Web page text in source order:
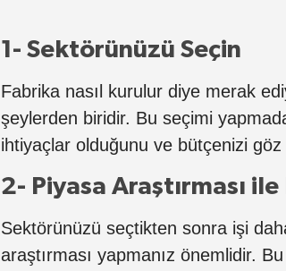
1- Sektörünüzü Seçin
Fabrika nasıl kurulur diye merak
şeylerden biridir. Bu seçimi
ihtiyaçlar olduğunu ve bütçenizi
2- Piyasa Araştırması
Sektörünüzü seçtikten sonra işi
araştırması yapmanız önemlidir.